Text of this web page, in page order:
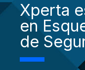
Xperta
en
de